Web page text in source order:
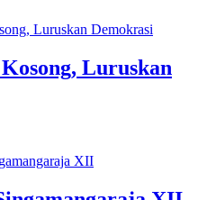
Luruskan